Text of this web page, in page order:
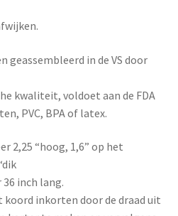
geassembleerd in de VS door
kwaliteit, voldoet aan de FDA
PVC, BPA of latex.
2,25 “hoog, 1,6” op het
inch lang.
inkorten door de draad uit